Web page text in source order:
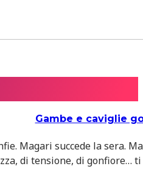
Gambe e caviglie
Magari succede la sera.
di tensione, di gonfiore…